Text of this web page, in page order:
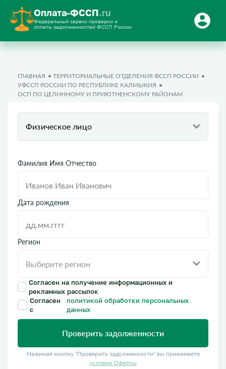
Оплата-ФССП.ru
Федеральный сервис проверки и
оплаты задолженностей ФССП России
ГЛАВНАЯ
ТЕРРИТОРИАЛЬНЫЕ ОТДЕЛЕНИЯ ФССП РОССИИ
УФССП РОССИИ ПО РЕСПУБЛИКЕ КАЛМЫКИЯ
ОСП ПО ЦЕЛИННОМУ И ПРИЮТНЕНСКОМУ РАЙОНАМ
Физическое лицо
Фамилия Имя Отчество
Дата рождения
Регион
Согласен на получение информационных и
рекламных рассылок
Согласен
с
политикой обработки персональных
данных
Проверить задолженности
Нажимая кнопку "Проверить задолженности" вы принимаете
условия Оферты